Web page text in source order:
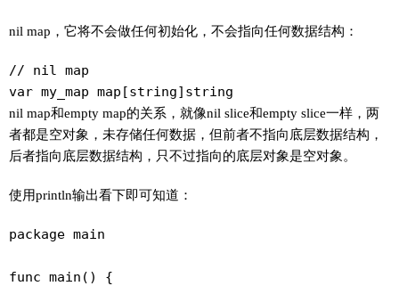
nil map，它将不会做任何初始化，不会指向任何数据结构：
// nil map
var my_map map[string]string
nil map和empty map的关系，就像nil slice和empty slice一样，两
者都是空对象，未存储任何数据，但前者不指向底层数据结构，
后者指向底层数据结构，只不过指向的底层对象是空对象。
使用println输出看下即可知道：
package main
func main() {